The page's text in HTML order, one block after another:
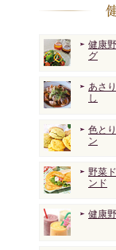
健康
グ
あさ
し
色と
ン
野菜
ンド
健康